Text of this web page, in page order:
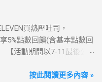
·活動詳情：好康優惠看
惠】 ·eSIM ibon 購買教學
全球上網首選，速度穩
歐洲、土耳其 熱門地區通
買熱壓吐司，
5%點數回饋(含基本點數回
【活動期間以7-11最後公
到7-ELEVEN買熱壓吐司
按此閱讀更多內容 »